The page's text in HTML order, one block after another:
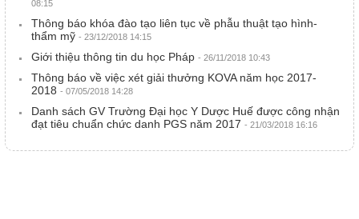
08:15
Thông báo khóa đào tạo liên tục về phẫu thuật tạo hình-
thẩm mỹ - 23/12/2018 14:15
Giới thiệu thông tin du học Pháp - 26/11/2018 10:43
Thông báo về việc xét giải thưởng KOVA năm học 2017-
2018 - 07/05/2018 14:28
Danh sách GV Trường Đại học Y Dược Huế được công nhận
đạt tiêu chuẩn chức danh PGS năm 2017 - 21/03/2018 16:16